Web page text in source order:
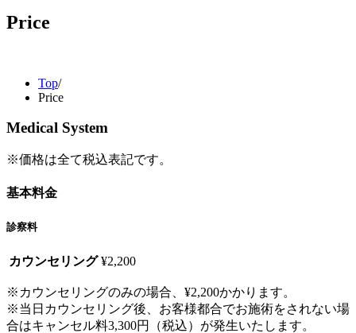
Price
Top/
Price
Medical System
※価格は全て税込表記です。
基本料金
診察料
カウンセリング ¥2,200
※カウンセリングのみの場合、¥2,200かかります。
※当日カウンセリング後、お客様都合でお施術をされない場
合はキャンセル料3,300円（税込）が発生いたします。